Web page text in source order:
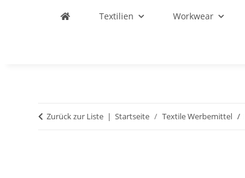
Textilien Workwear
Zurück zur Liste Startseite Textile Werbemittel